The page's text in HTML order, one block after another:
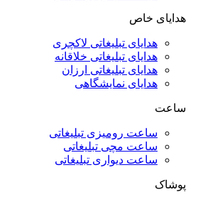
هدایای خاص
هدایای تبلیغاتی لاکچری
هدایای تبلیغاتی خلاقانه
هدایای تبلیغاتی ارزان
هدایای نمایشگاهی
ساعت
ساعت رومیزی تبلیغاتی
ساعت مچی تبلیغاتی
ساعت دیواری تبلیغاتی
پوشاک